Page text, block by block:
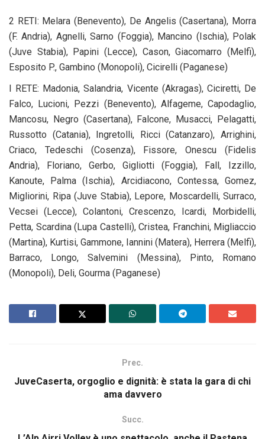
2 RETI: Melara (Benevento), De Angelis (Casertana), Morra
(F. Andria), Agnelli, Sarno (Foggia), Mancino (Ischia), Polak
(Juve Stabia), Papini (Lecce), Cason, Giacomarro (Melfi),
Esposito P., Gambino (Monopoli), Cicirelli (Paganese)
I RETE: Madonia, Salandria, Vicente (Akragas), Ciciretti, De
Falco, Lucioni, Pezzi (Benevento), Alfageme, Capodaglio,
Mancosu, Negro (Casertana), Falcone, Musacci, Pelagatti,
Russotto (Catania), Ingretolli, Ricci (Catanzaro), Arrighini,
Criaco, Tedeschi (Cosenza), Fissore, Onescu (Fidelis
Andria), Floriano, Gerbo, Gigliotti (Foggia), Fall, Izzillo,
Kanoute, Palma (Ischia), Arcidiacono, Contessa, Gomez,
Migliorini, Ripa (Juve Stabia), Lepore, Moscardelli, Surraco,
Vecsei (Lecce), Colantoni, Crescenzo, Icardi, Morbidelli,
Petta, Scardina (Lupa Castelli), Cristea, Franchini, Migliaccio
(Martina), Kurtisi, Gammone, Iannini (Matera), Herrera (Melfi),
Barraco, Longo, Salvemini (Messina), Pinto, Romano
(Monopoli), Deli, Gourma (Paganese)
Prec.
JuveCaserta, orgoglio e dignità: è stata la gara di chi
ama davvero
Succ.